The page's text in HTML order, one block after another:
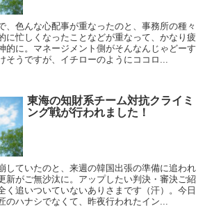
、色んな心配事が重なったのと、事務所の種々
に忙しくなったことなどが重なって、かなり疲
的に。マネージメント側がそんなんじゃどーす
そうですが、イチローのようにココロ...
東海の知財系チーム対抗クライミ
ング戦が行われました！
していたのと、来週の韓国出張の準備に追われ
新がご無沙汰に。アップしたい判決・審決ご紹
く追いついていないありさまです（汗）。今日
のハナシでなくて、昨夜行われたイン...